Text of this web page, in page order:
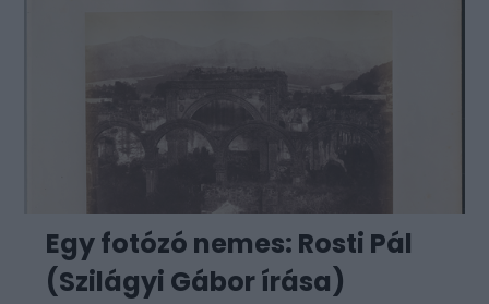
Egy fotózó nemes: Rosti Pál
(Szilágyi Gábor írása)